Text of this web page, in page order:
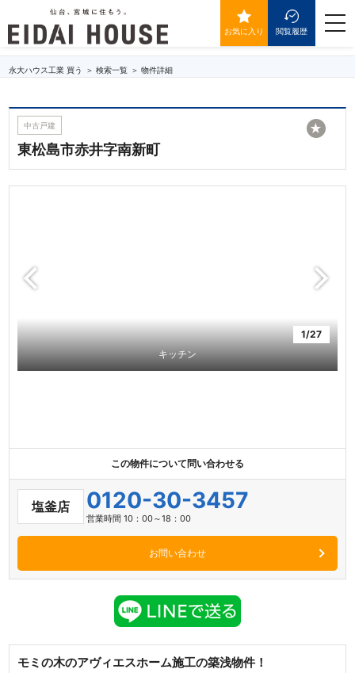
お気に入り 閲覧履歴
永大ハウス工業 買う 検索一覧 物件詳細
中古戸建
東松島市赤井字南新町
★
キッチン
1/27
この物件について問い合わせる
塩釜店 0120-30-3457
営業時間 10：00～18：00
お問い合わせ
モミの木のアヴィエスホーム施工の築浅物件！